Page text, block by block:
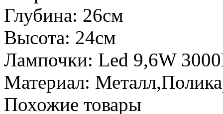
Глубина: 26см
Высота: 24см
Лампочки: Led 9,6W
Материал:
Похожие товары